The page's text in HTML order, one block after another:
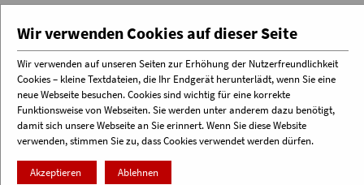
Menü
Wir verwenden Cookies auf dieser Seite
Wir verwenden auf unseren Seiten zur Erhöhung der Nutzerfreundlichkeit
Cookies – kleine Textdateien, die Ihr Endgerät herunterlädt, wenn Sie eine
neue Webseite besuchen. Cookies sind wichtig für eine korrekte
Funktionsweise von Webseiten. Sie werden unter anderem dazu benötigt,
damit sich unsere Webseite an Sie erinnert. Wenn Sie diese Website
verwenden, stimmen Sie zu, dass Cookies verwendet werden dürfen.
Akzeptieren Ablehnen